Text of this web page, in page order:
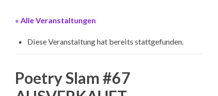
« Alle Veranstaltungen
Diese Veranstaltung hat bereits stattgefunden.
Poetry Slam #67